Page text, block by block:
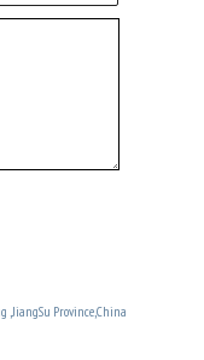
,JiangSu Province,China